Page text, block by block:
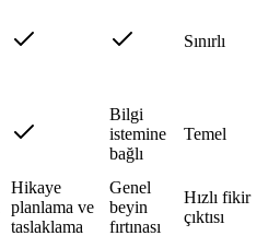
Sınırlı
Bilgi
istemine
bağlı
Temel
Hikaye
planlama ve
taslaklama
Genel
beyin
fırtınası
Hızlı fikir
çıktısı